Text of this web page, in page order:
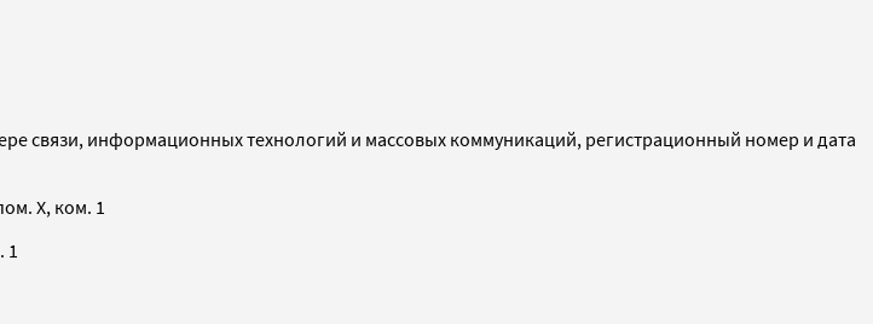
связи, информационных технологий и массовых коммуникаций, регистрационный номер и дата
X, ком. 1
1